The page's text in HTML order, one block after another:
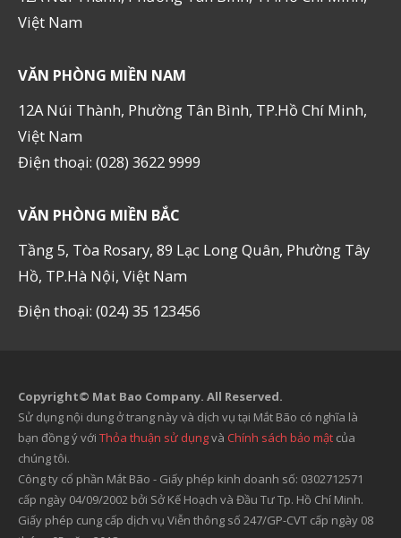
Việt Nam
VĂN PHÒNG MIỀN NAM
12A Núi Thành, Phường Tân Bình, TP.Hồ Chí Minh,
Việt Nam
Điện thoại: (028) 3622 9999
VĂN PHÒNG MIỀN BẮC
Tầng 5, Tòa Rosary, 89 Lạc Long Quân, Phường Tây
Hồ, TP.Hà Nội, Việt Nam
Điện thoại: (024) 35 123456
Copyright© Mat Bao Company. All Reserved.
Sử dụng nội dung ở trang này và dịch vụ tại Mắt Bão có nghĩa là
bạn đồng ý với Thỏa thuận sử dụngvà Chính sách bảo mật của
chúng tôi.
Công ty cổ phần Mắt Bão - Giấy phép kinh doanh số: 0302712571
cấp ngày 04/09/2002 bởi Sở Kế Hoạch và Đầu Tư Tp. Hồ Chí Minh.
Giấy phép cung cấp dịch vụ Viễn thông số 247/GP-CVT cấp ngày 08